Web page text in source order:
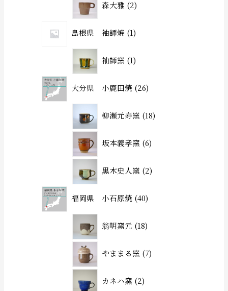
森大雅 2
島根県 袖師焼 1
袖師窯 1
大分県 小鹿田焼 26
柳瀬元寿窯 18
坂本義孝窯 6
黒木史人窯 2
福岡県 小石原焼 40
翁明窯元 18
やままる窯 7
カネハ窯 2